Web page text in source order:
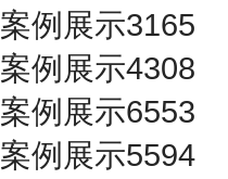
案例展示3165
案例展示4308
案例展示6553
案例展示5594